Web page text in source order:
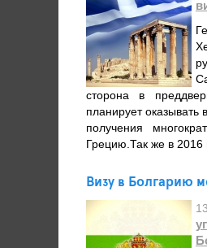
сторона в
планирует
получения
Грецию.Так же в 2016
Визу в Болгарию